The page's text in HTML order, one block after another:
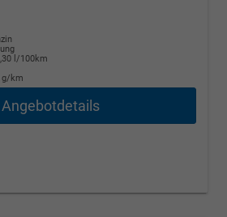
l/100km
g/km
Angebotdetails